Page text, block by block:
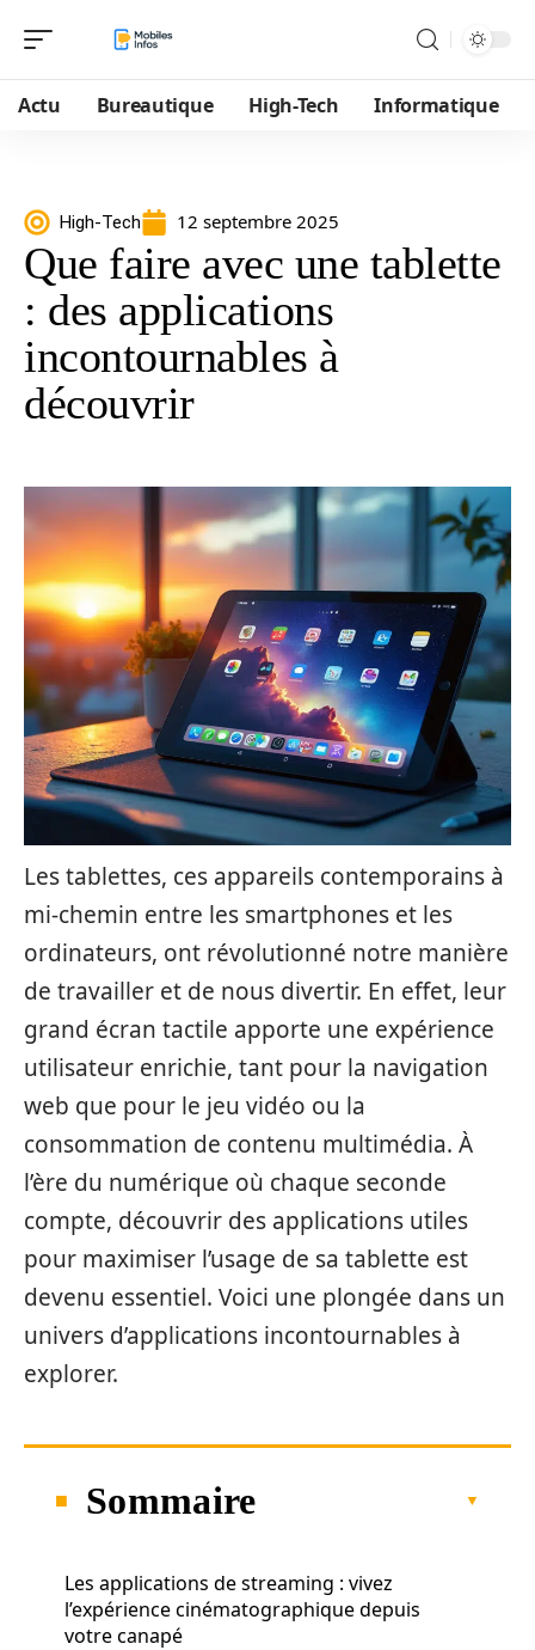
Actu Bureautique High-Tech Informatique
High-Tech 12 septembre 2025
Que faire avec une tablette
: des applications
incontournables à
découvrir
Les tablettes, ces appareils contemporains à
mi-chemin entre les smartphones et les
ordinateurs, ont révolutionné notre manière
de travailler et de nous divertir. En effet, leur
grand écran tactile apporte une expérience
utilisateur enrichie, tant pour la navigation
web que pour le jeu vidéo ou la
consommation de contenu multimédia. À
l’ère du numérique où chaque seconde
compte, découvrir des applications utiles
pour maximiser l’usage de sa tablette est
devenu essentiel. Voici une plongée dans un
univers d’applications incontournables à
explorer.
Sommaire
Les applications de streaming : vivez
l’expérience cinématographique depuis
votre canapé